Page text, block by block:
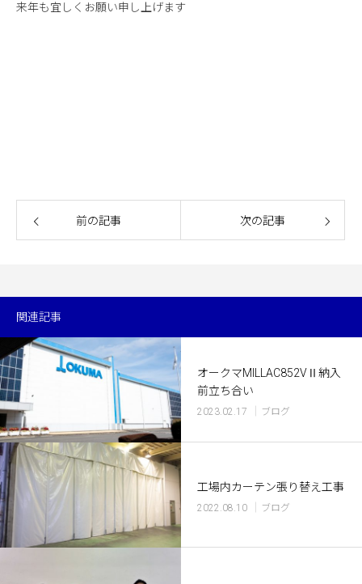
来年も宜しくお願い申し上げます
前の記事 次の記事
関連記事
オークマMILLAC852VⅡ納入
前立ち合い
2023.02.17 ブログ
工場内カーテン張り替え工事
2022.08.10 ブログ